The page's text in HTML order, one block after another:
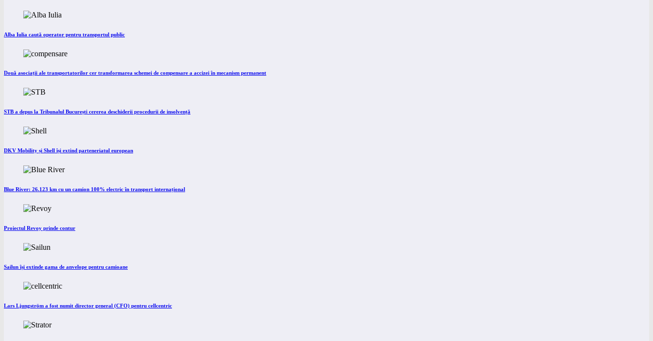
Alba Iulia caută operator pentru transportul public
Două asociații ale transportatorilor cer transformarea schemei de compensare a accizei în mecanism permanent
STB a depus la Tribunalul București cererea deschiderii procedurii de insolvență
DKV Mobility și Shell își extind parteneriatul european
Blue River: 26.123 km cu un camion 100% electric în transport internațional
Proiectul Revoy prinde contur
Sailun își extinde gama de anvelope pentru camioane
Lars Ljungström a fost numit director general (CFO) pentru cellcentric